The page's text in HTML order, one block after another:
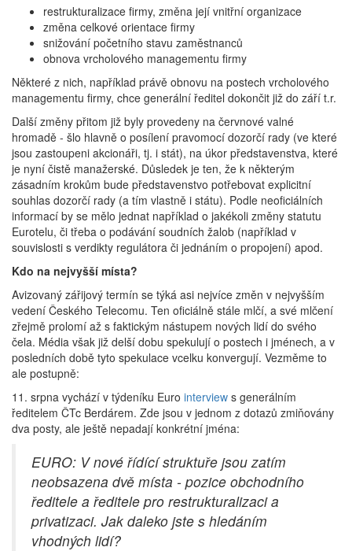
restrukturalizace firmy, změna její vnitřní organizace
změna celkové orientace firmy
snižování početního stavu zaměstnanců
obnova vrcholového managementu firmy
Některé z nich, například právě obnovu na postech vrcholového
managementu firmy, chce generální ředitel dokončit již do září t.r.
Další změny přitom již byly provedeny na červnové valné
hromadě - šlo hlavně o posílení pravomocí dozorčí rady (ve které
jsou zastoupeni akcionáři, tj. i stát), na úkor představenstva, které
je nyní čistě manažerské. Důsledek je ten, že k některým
zásadním krokům bude představenstvo potřebovat explicitní
souhlas dozorčí rady (a tím vlastně i státu). Podle neoficiálních
informací by se mělo jednat například o jakékoli změny statutu
Eurotelu, či třeba o podávání soudních žalob (například v
souvislosti s verdikty regulátora či jednáním o propojení) apod.
Kdo na nejvyšší místa?
Avizovaný zářijový termín se týká asi nejvíce změn v nejvyšším
vedení Českého Telecomu. Ten oficiálně stále mlčí, a své mlčení
zřejmě prolomí až s faktickým nástupem nových lidí do svého
čela. Média však již delší dobu spekulují o postech i jménech, a v
posledních době tyto spekulace vcelku konvergují. Vezměme to
ale postupně:
11. srpna vychází v týdeníku Euro interview s generálním
ředitelem ČTc Berdárem. Zde jsou v jednom z dotazů zmiňovány
dva posty, ale ještě nepadají konkrétní jména:
EURO: V nové řídící struktuře jsou zatím
neobsazena dvě místa - pozice obchodního
ředitele a ředitele pro restrukturalizaci a
privatizaci. Jak daleko jste s hledáním
vhodných lidí?